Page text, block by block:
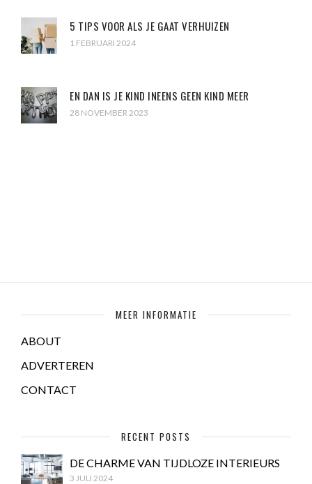
5 TIPS VOOR ALS JE GAAT VERHUIZEN
1 FEBRUARI 2024
EN DAN IS JE KIND INEENS GEEN KIND MEER
28 NOVEMBER 2023
MEER INFORMATIE
ABOUT
ADVERTEREN
CONTACT
RECENT POSTS
DE CHARME VAN TIJDLOZE INTERIEURS
3 JULI 2024